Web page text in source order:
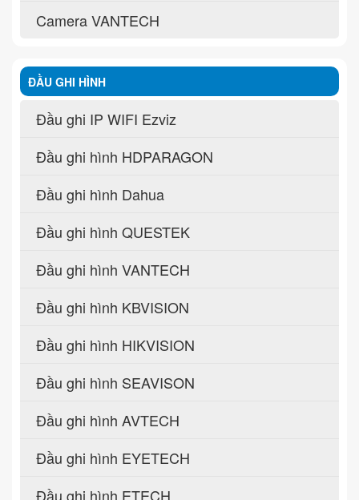
Camera VANTECH
ĐẦU GHI HÌNH
Đầu ghi IP WIFI Ezviz
Đầu ghi hình HDPARAGON
Đầu ghi hình Dahua
Đầu ghi hình QUESTEK
Đầu ghi hình VANTECH
Đầu ghi hình KBVISION
Đầu ghi hình HIKVISION
Đầu ghi hình SEAVISON
Đầu ghi hình AVTECH
Đầu ghi hình EYETECH
Đầu ghi hình ETECH